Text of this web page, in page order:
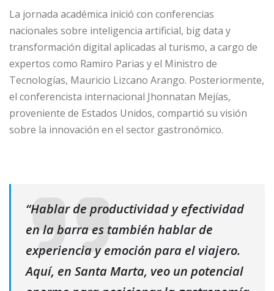
La jornada académica inició con conferencias
nacionales sobre inteligencia artificial, big data y
transformación digital aplicadas al turismo, a cargo de
expertos como Ramiro Parias y el Ministro de
Tecnologías, Mauricio Lizcano Arango. Posteriormente,
el conferencista internacional Jhonnatan Mejías,
proveniente de Estados Unidos, compartió su visión
sobre la innovación en el sector gastronómico.
“Hablar de productividad y efectividad
en la barra es también hablar de
experiencia y emoción para el viajero.
Aquí, en Santa Marta, veo un potencial